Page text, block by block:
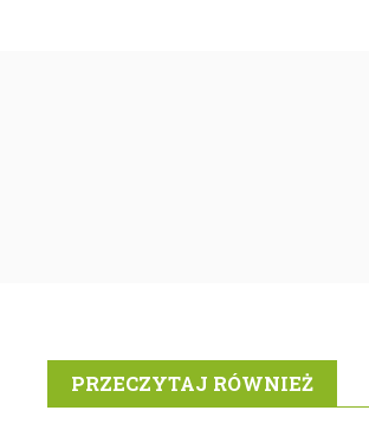
PRZECZYTAJ RÓWNIEŻ